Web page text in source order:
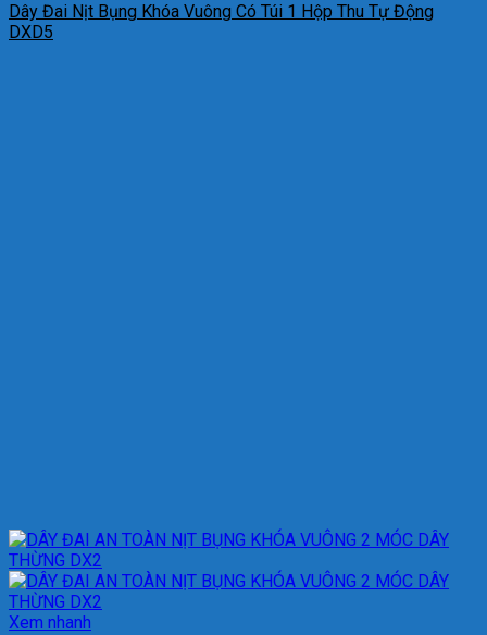
Dây Đai Nịt Bụng Khóa Vuông Có Túi 1 Hộp Thu Tự Động
DXD5
Xem nhanh